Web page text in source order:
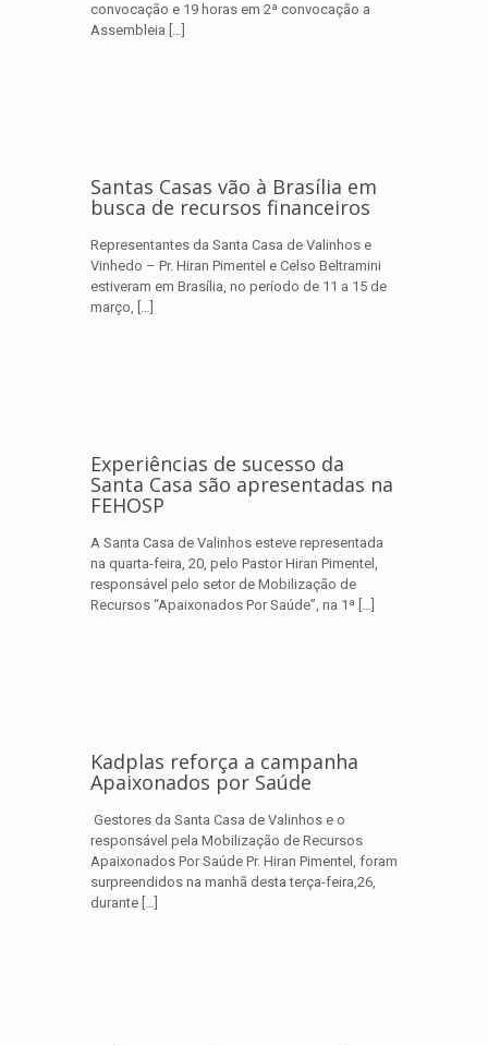
convocação e 19 horas em 2ª convocação a
Assembleia […]
Santas Casas vão à Brasília em
busca de recursos financeiros
Representantes da Santa Casa de Valinhos e
Vinhedo – Pr. Hiran Pimentel e Celso Beltramini
estiveram em Brasília, no período de 11 a 15 de
março, […]
Experiências de sucesso da
Santa Casa são apresentadas na
FEHOSP
A Santa Casa de Valinhos esteve representada
na quarta-feira, 20, pelo Pastor Hiran Pimentel,
responsável pelo setor de Mobilização de
Recursos “Apaixonados Por Saúde”, na 1ª […]
Kadplas reforça a campanha
Apaixonados por Saúde
Gestores da Santa Casa de Valinhos e o
responsável pela Mobilização de Recursos
Apaixonados Por Saúde Pr. Hiran Pimentel, foram
surpreendidos na manhã desta terça-feira,26,
durante […]